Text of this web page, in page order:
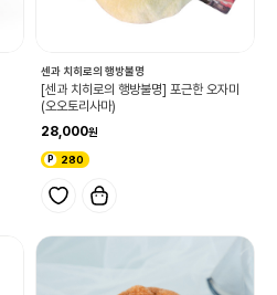
센과 치히로의 행방불명
[센과 치히로의 행방불명] 포근한 오자미
(오오토리사마)
28,000
280